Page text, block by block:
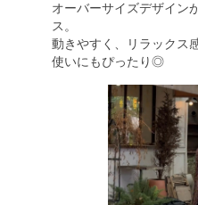
オーバーサイズデザイン
ス。
動きやすく、リラックス
使いにもぴったり◎